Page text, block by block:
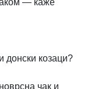
донски козаци?
чак и